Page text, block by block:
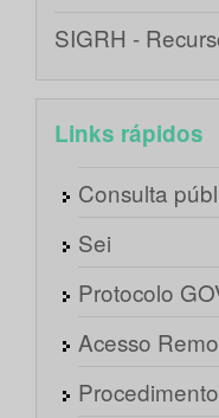
SIGRH -
Links rápidos
Consulta
Sei
Protocolo
Acesso